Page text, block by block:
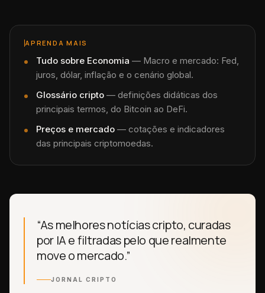
APRENDA MAIS
Tudo sobre Economia — Macro e mercado: Fed,
juros, dólar, inflação e o cenário global.
Glossário cripto — definições didáticas dos
principais termos, do Bitcoin ao DeFi.
Preços e mercado — cotações e indicadores
das principais criptomoedas.
“As melhores notícias cripto, curadas
por IA e filtradas pelo que realmente
move o mercado.”
JORNAL CRIPTO